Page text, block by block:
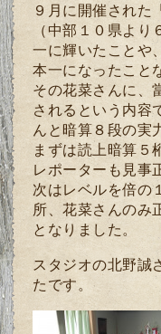
９月に開催された
（中部１０県よ
一に輝いた ことや、
本一になったこと
その花菜さんに、
されるという内容
んと暗算８段の実
まずは読上暗算５
レポーターも見事
次はレベルを倍の
所、花菜さんのみ
となりました。
スタジオの北野誠
たです。